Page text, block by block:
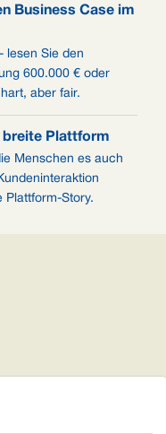
Business Case im
lesen Sie den
600.000 € oder
aber fair.
breite Plattform
Menschen es auch
Plattform-Story.